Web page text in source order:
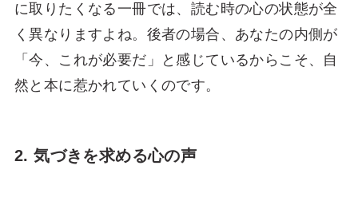
に取りたくなる一冊では、読む時の心の状態が全
く異なりますよね。後者の場合、あなたの内側が
「今、これが必要だ」と感じているからこそ、自
然と本に惹かれていくのです。
2. 気づきを求める心の声